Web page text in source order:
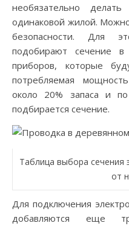
необязательно
одинаковой жилой.
безопасности. Для
подобирают сечение
приборов, которые
потребляемая
около 20% запаса и
подбирается сечение.
Таблица выбора сечения
от
Для подключения
добавляются еще